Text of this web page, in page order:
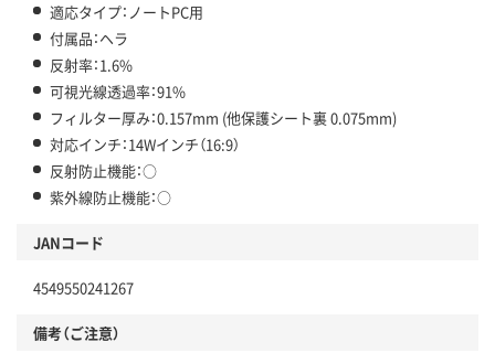
適応タイプ：ノートPC用
付属品：ヘラ
反射率：1.6%
可視光線透過率：91%
フィルター厚み：0.157mm (他保護シート裏 0.075mm)
対応インチ：14Wインチ（16:9）
反射防止機能：○
紫外線防止機能：○
JANコード
4549550241267
備考（ご注意）